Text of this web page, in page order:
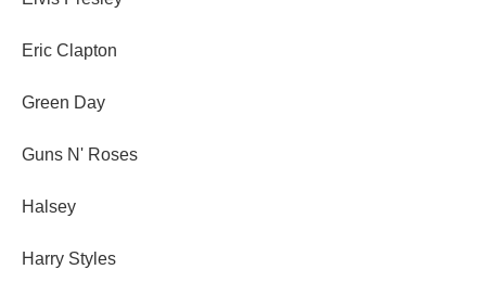
Eric Clapton
Green Day
Guns N' Roses
Halsey
Harry Styles